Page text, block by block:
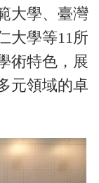
大學、臺灣
大學等11所
術特色，展
元領域的卓